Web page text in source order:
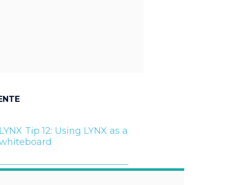
LYNX Tip 12: Using LYNX as a